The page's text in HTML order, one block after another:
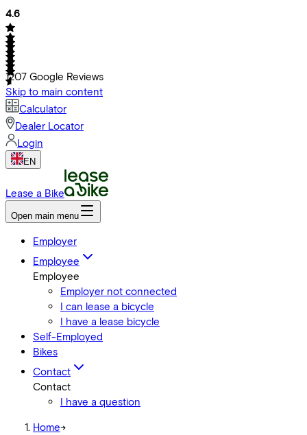
4.6
1207 Google Reviews
Skip to main content
Calculator
Dealer Locator
Login
EN
Lease a Bike
Open main menu
Employer
Employee
Employee
Employer not connected
I can lease a bicycle
I have a lease bicycle
Self-Employed
Bikes
Contact
Contact
I have a question
Home->